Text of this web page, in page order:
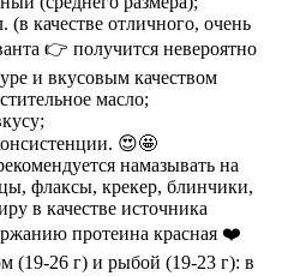
(в качестве отличного, очень
👉 получится невероятно
и вкусовым качеством
масло;
😍🤩
намазывать на
флаксы, крекер, блинчики,
в качестве источника
протеина красная ❤️
(19-26 г) и рыбой (19-23 г): в